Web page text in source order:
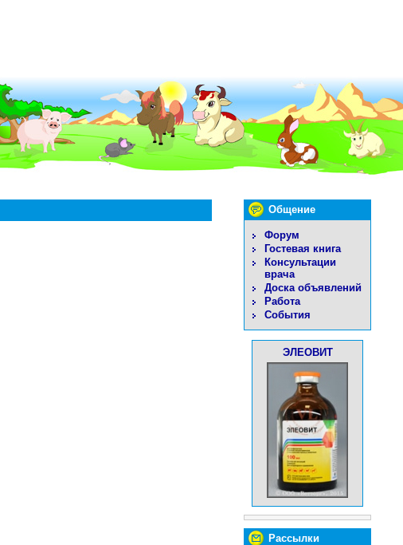
Общение
Форум
Гостевая книга
Консультации
врача
Доска объявлений
Работа
События
ЭЛЕОВИТ
Рассылки